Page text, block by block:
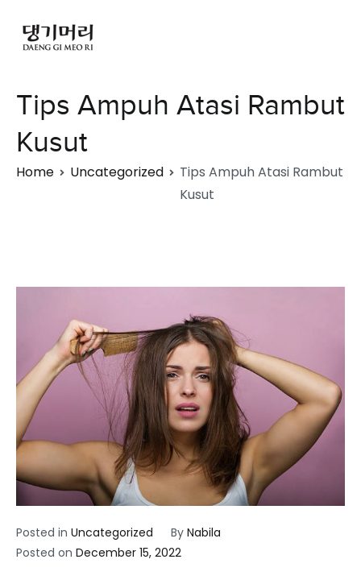
Tips Ampuh Atasi Rambut
Kusut
Home Uncategorized
Tips Ampuh Atasi Rambut
Kusut
Posted in Uncategorized By Nabila
Posted on December 15, 2022